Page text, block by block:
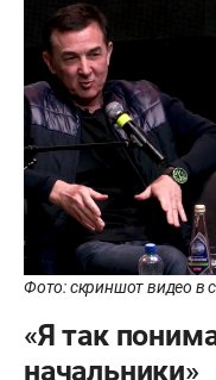
Фото: скриншот видео в
«Я так
начальники»